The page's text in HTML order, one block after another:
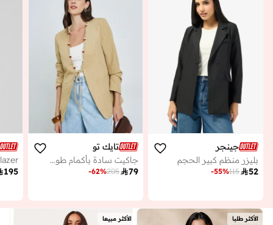
جينجر
بليزر منظم كبير الحجم
52
115
-55%
تايك تو
جاكيت سادة بأكمام طويلة بتفاصيل جيوب وياقة مزينة بالخرز للنساء
79
205
-62%
195
الأكثر طلبا الأكثر مبيعا